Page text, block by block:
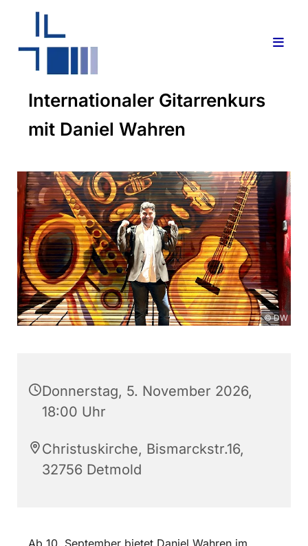
Internationaler Gitarrenkurs
mit Daniel Wahren
© DW
Donnerstag, 5. November 2026,
18:00 Uhr
Christuskirche, Bismarckstr.16,
32756 Detmold